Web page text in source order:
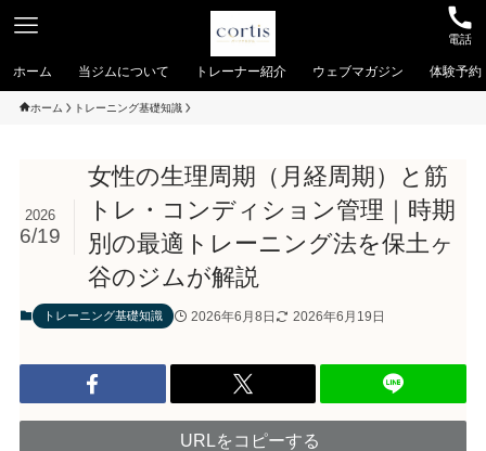
電話
ホーム 当ジムについて トレーナー紹介 ウェブマガジン 体験予約
ホーム トレーニング基礎知識
女性の生理周期（月経周期）と筋
トレ・コンディション管理｜時期
別の最適トレーニング法を保土ヶ
谷のジムが解説
2026
6/19
トレーニング基礎知識 2026年6月8日 2026年6月19日
URLをコピーする